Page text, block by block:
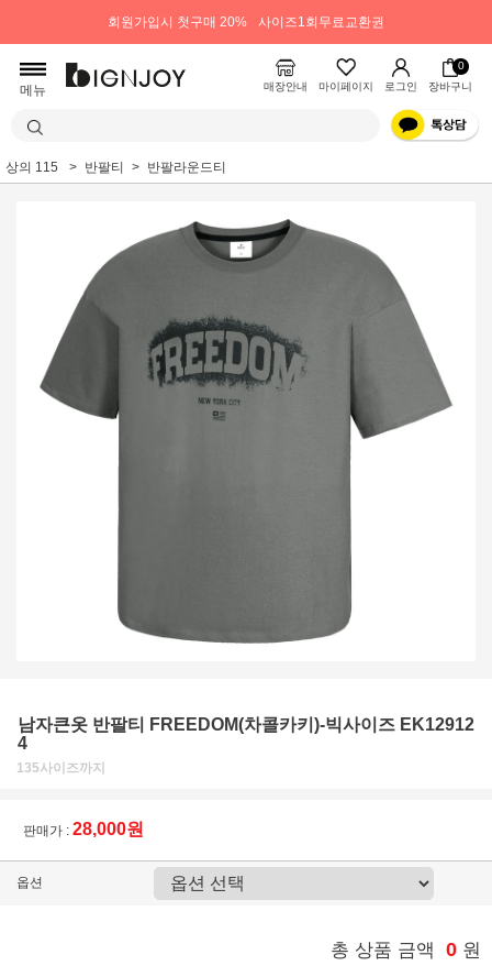
회원가입시 첫구매 20% 사이즈1회무료교환권
메뉴 매장안내 마이페이지 로그인
0
장바구니
상의 115 반팔티 반팔라운드티
남자큰옷 반팔티 FREEDOM(차콜카키)-빅사이즈 EK12912
4
135사이즈까지
판매가 : 28,000원
옵션
총 상품 금액 0 원